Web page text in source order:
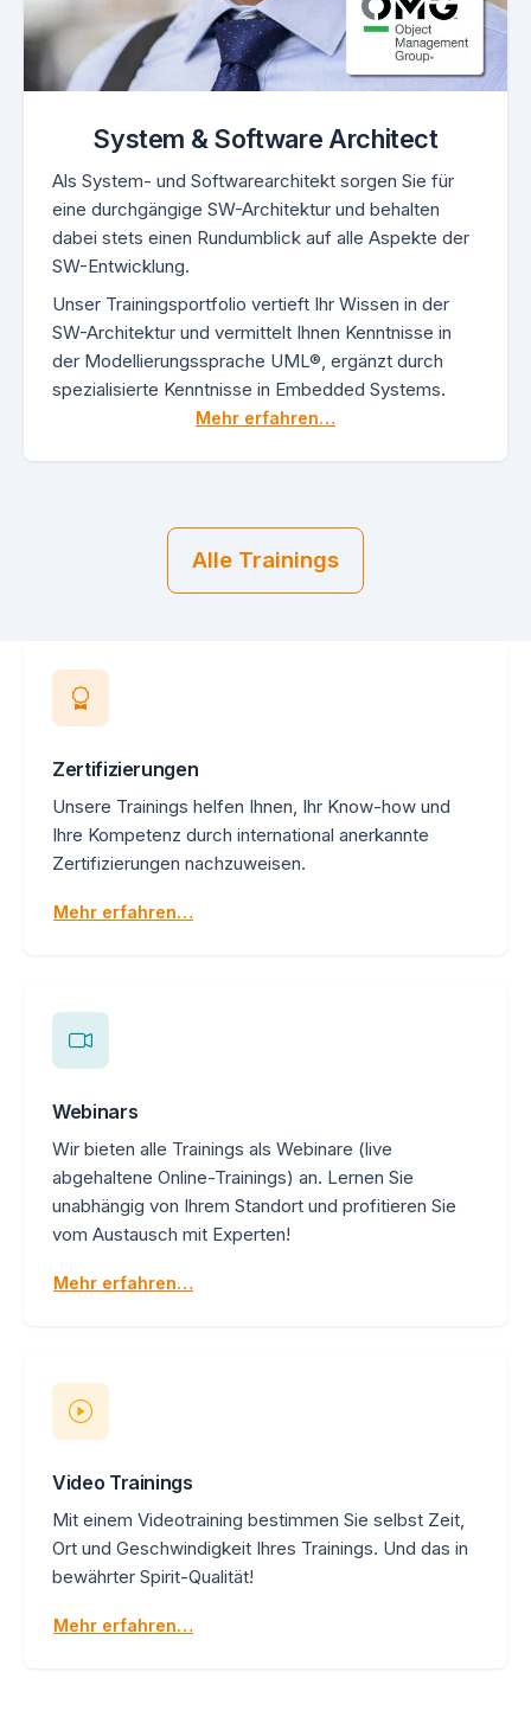
System & Software Architect
Als System- und Softwarearchitekt sorgen Sie für
eine durchgängige SW-Architektur und behalten
dabei stets einen Rundumblick auf alle Aspekte der
SW-Entwicklung.
Unser Trainingsportfolio vertieft Ihr Wissen in der
SW-Architektur und vermittelt Ihnen Kenntnisse in
der Modellierungssprache UML®, ergänzt durch
spezialisierte Kenntnisse in Embedded Systems.
Mehr erfahren…
Alle Trainings
Zertifizierungen
Unsere Trainings helfen Ihnen, Ihr Know-how und
Ihre Kompetenz durch international anerkannte
Zertifizierungen nachzuweisen.
Mehr erfahren…
Webinars
Wir bieten alle Trainings als Webinare (live
abgehaltene Online-Trainings) an. Lernen Sie
unabhängig von Ihrem Standort und profitieren Sie
vom Austausch mit Experten!
Mehr erfahren…
Video Trainings
Mit einem Videotraining bestimmen Sie selbst Zeit,
Ort und Geschwindigkeit Ihres Trainings. Und das in
bewährter Spirit-Qualität!
Mehr erfahren…